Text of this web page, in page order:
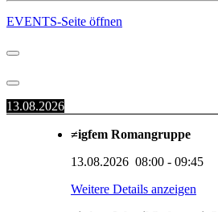
EVENTS-Seite öffnen
13.08.2026
≠igfem Romangruppe
13.08.2026 08:00 - 09:45
Weitere Details anzeigen